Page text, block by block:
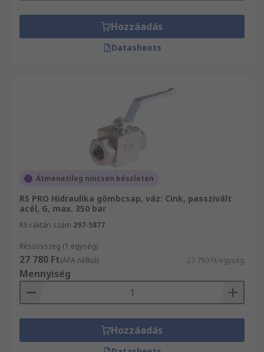
Hozzáadás
Datasheets
Átmenetileg nincsen készleten
RS PRO Hidraulika gömbcsap, váz: Cink, passzivált
acél, G, max. 350 bar
RS raktári szám 297-5877
Részösszeg (1 egység)
27 780 Ft(ÁFA nélkül) 27 780 Ft/egység
Mennyiség
Hozzáadás